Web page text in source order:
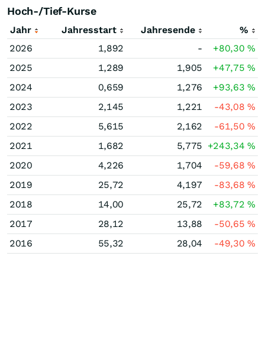
Hoch-/Tief-Kurse
Jahr Jahresstart Jahresende
%
2026
1,892 - +80,30%
2025
1,289 1,905 +47,75%
2024
0,659 1,276 +93,63%
2023
2,145 1,221 -43,08%
2022
5,615 2,162 -61,50%
2021
1,682 5,775 +243,34%
2020
4,226 1,704 -59,68%
2019
25,72 4,197 -83,68%
2018
14,00 25,72 +83,72%
2017
28,12 13,88 -50,65%
2016
55,32 28,04 -49,30%